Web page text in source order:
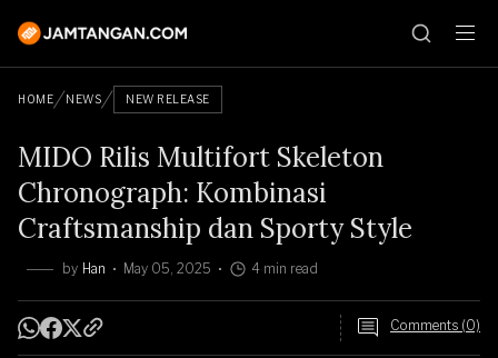
HOME NEWS NEW RELEASE
MIDO Rilis Multifort Skeleton
Chronograph: Kombinasi
Craftsmanship dan Sporty Style
by Han May 05, 2025 4 min read
Comments (0)